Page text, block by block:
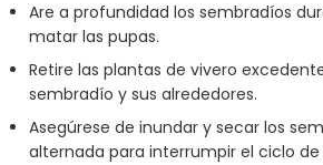
Are a profundidad los sembradíos
matar las pupas.
Retire las plantas de vivero
sembradío y sus alrededores.
Asegúrese de inundar y secar los
alternada para interrumpir el ciclo de